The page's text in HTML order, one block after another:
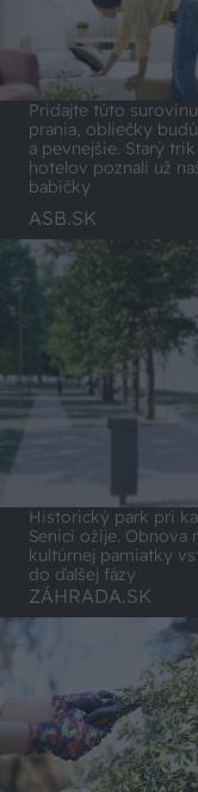
Pridajte túto
prania, obliečky
a pevnejšie. Starý trik
hotelov poznali už
babičky
ASB.SK
Historický park pri
Senici ožije. Obnova
kultúrnej pamiatky
do ďalšej fázy
ZÁHRADA.SK